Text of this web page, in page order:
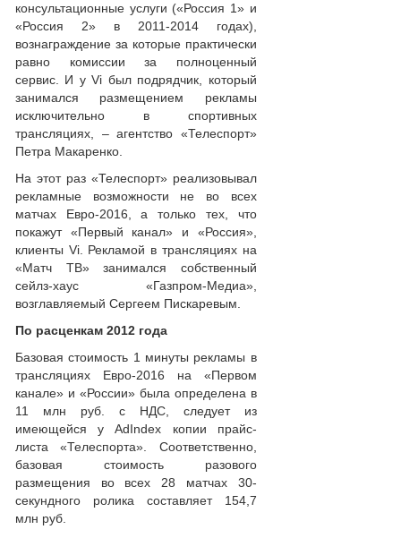
консультационные услуги («Россия 1» и
«Россия 2» в 2011-2014 годах),
вознаграждение за которые практически
равно комиссии за полноценный
сервис. И у Vi был подрядчик, который
занимался размещением рекламы
исключительно в спортивных
трансляциях, – агентство «Телеспорт»
Петра Макаренко.
На этот раз «Телеспорт» реализовывал
рекламные возможности не во всех
матчах Евро-2016, а только тех, что
покажут «Первый канал» и «Россия»,
клиенты Vi. Рекламой в трансляциях на
«Матч ТВ» занимался собственный
сейлз-хаус «Газпром-Медиа»,
возглавляемый Сергеем Пискаревым.
По расценкам 2012 года
Базовая стоимость 1 минуты рекламы в
трансляциях Евро-2016 на «Первом
канале» и «России» была определена в
11 млн руб. с НДС, следует из
имеющейся у AdIndex копии прайс-
листа «Телеспорта». Соответственно,
базовая стоимость разового
размещения во всех 28 матчах 30-
секундного ролика составляет 154,7
млн руб.